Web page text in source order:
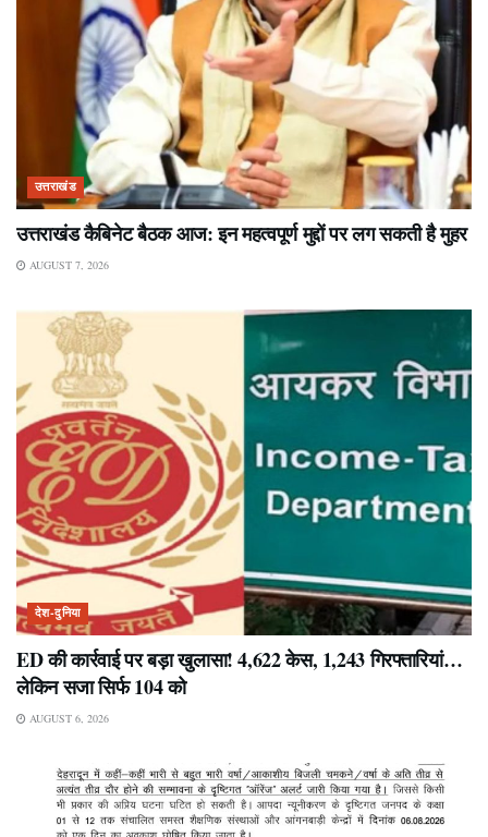
उत्तराखंड
उत्तराखंड कैबिनेट बैठक आज: इन महत्वपूर्ण मुद्दों पर लग सकती है मुहर
AUGUST 7, 2026
देश-दुनिया
ED की कार्रवाई पर बड़ा खुलासा! 4,622 केस, 1,243 गिरफ्तारियां…
लेकिन सजा सिर्फ 104 को
AUGUST 6, 2026